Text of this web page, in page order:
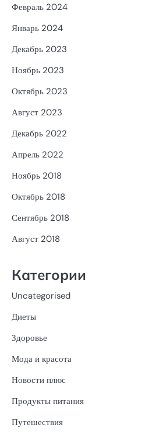
Февраль 2024
Январь 2024
Декабрь 2023
Ноябрь 2023
Октябрь 2023
Август 2023
Декабрь 2022
Апрель 2022
Ноябрь 2018
Октябрь 2018
Сентябрь 2018
Август 2018
Категории
Uncategorised
Диеты
Здоровье
Мода и красота
Новости плюс
Продукты питания
Путешествия